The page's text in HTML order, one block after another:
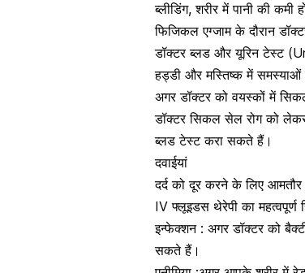
ब्लीडिंग, शरीर में पानी की कमी
फिजिकल एग्जाम के दौरान
डॉक्टर ब्लड औरयूरिन टेस्ट
हड्डी और मस्तिष्क में समस्याओं
अगर डॉक्टर को वयस्कों में
डॉक्टर सिकल सेल रोग को लेकर
ब्लड टेस्ट करा सकते हैं।
दवाईयां
दर्द को दूर करने के लिए आमतौर
IV फ्लूइडस थेरेपी का महत्वपूर्ण
इन्फेक्शन : अगर डॉक्टर को
सकते हैं।